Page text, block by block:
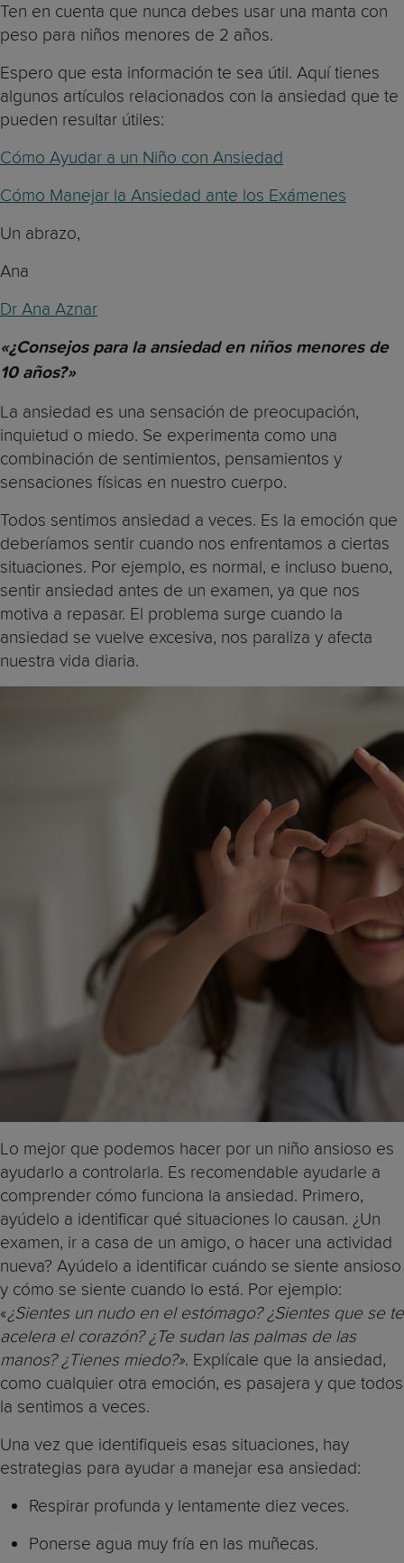
Ten en cuenta que nunca debes usar una manta con
peso para niños menores de 2 años.
Espero que esta información te sea útil. Aquí tienes
algunos artículos relacionados con la ansiedad que te
pueden resultar útiles:
Cómo Ayudar a un Niño con Ansiedad
Cómo Manejar la Ansiedad ante los Exámenes
Un abrazo,
Ana
Dr Ana Aznar
«¿Consejos para la ansiedad en niños menores de
10 años?»
La ansiedad es una sensación de preocupación,
inquietud o miedo. Se experimenta como una
combinación de sentimientos, pensamientos y
sensaciones físicas en nuestro cuerpo.
Todos sentimos ansiedad a veces. Es la emoción que
deberíamos sentir cuando nos enfrentamos a ciertas
situaciones. Por ejemplo, es normal, e incluso bueno,
sentir ansiedad antes de un examen, ya que nos
motiva a repasar. El problema surge cuando la
ansiedad se vuelve excesiva, nos paraliza y afecta
nuestra vida diaria.
Lo mejor que podemos hacer por un niño ansioso es
ayudarlo a controlarla. Es recomendable ayudarle a
comprender cómo funciona la ansiedad. Primero,
ayúdelo a identificar qué situaciones lo causan. ¿Un
examen, ir a casa de un amigo, o hacer una actividad
nueva? Ayúdelo a identificar cuándo se siente ansioso
y cómo se siente cuando lo está. Por ejemplo:
«¿Sientes un nudo en el estómago? ¿Sientes que se te
acelera el corazón? ¿Te sudan las palmas de las
manos? ¿Tienes miedo?». Explícale que la ansiedad,
como cualquier otra emoción, es pasajera y que todos
la sentimos a veces.
Una vez que identifiqueis esas situaciones, hay
estrategias para ayudar a manejar esa ansiedad:
Respirar profunda y lentamente diez veces.
Ponerse agua muy fría en las muñecas.